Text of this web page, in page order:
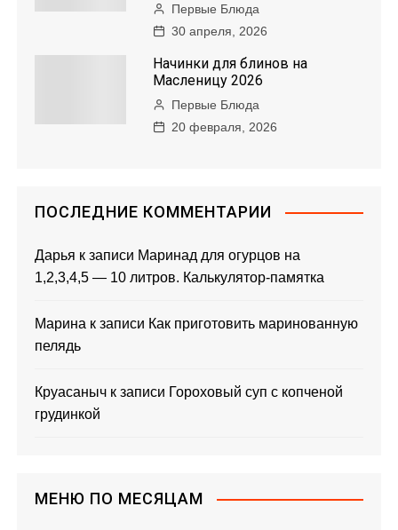
м
Первые Блюда
30 апреля, 2026
Начинки для блинов на
Масленицу 2026
Первые Блюда
20 февраля, 2026
ПОСЛЕДНИЕ КОММЕНТАРИИ
Дарья к записи Маринад для огурцов на
1,2,3,4,5 — 10 литров. Калькулятор-памятка
Марина к записи Как приготовить маринованную
пелядь
Круасаныч к записи Гороховый суп с копченой
грудинкой
МЕНЮ ПО МЕСЯЦАМ